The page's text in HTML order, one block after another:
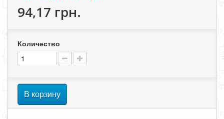
94,17 грн.
Количество
В корзину